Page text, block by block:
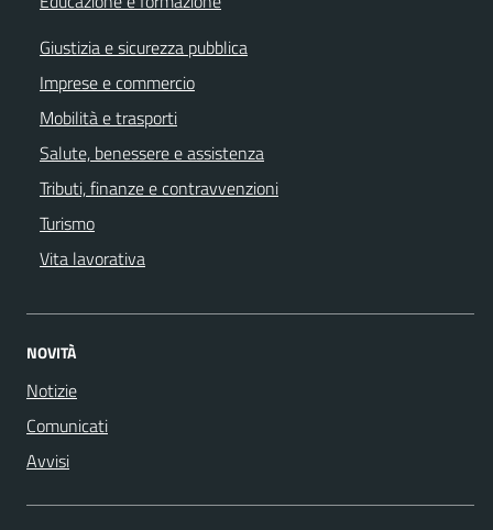
Giustizia e sicurezza pubblica
Imprese e commercio
Mobilità e trasporti
Salute, benessere e assistenza
Tributi, finanze e contravvenzioni
Turismo
Vita lavorativa
NOVITÀ
Notizie
Comunicati
Avvisi